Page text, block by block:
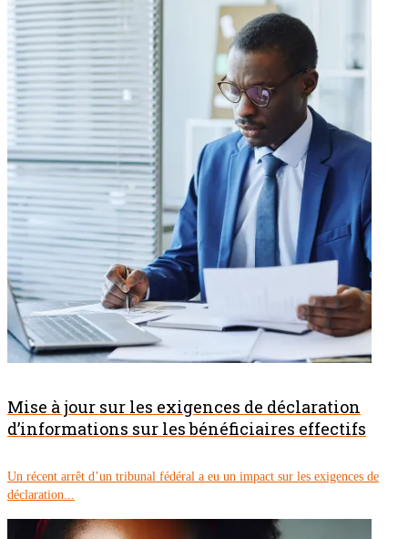
Mise à jour sur les exigences de déclaration
d’informations sur les bénéficiaires effectifs
Un récent arrêt d’un tribunal fédéral a eu un impact sur les exigences de
déclaration...